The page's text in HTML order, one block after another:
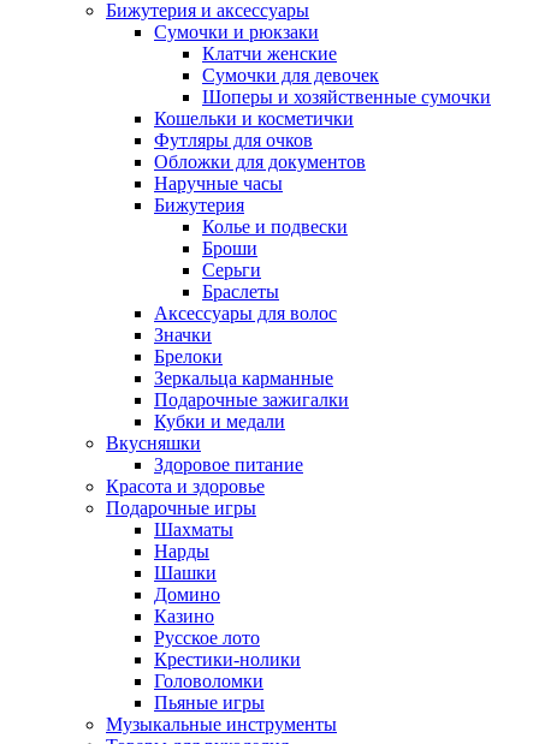
Бижутерия и аксессуары
Сумочки и рюкзаки
Клатчи женские
Сумочки для девочек
Шоперы и хозяйственные сумочки
Кошельки и косметички
Футляры для очков
Обложки для документов
Наручные часы
Бижутерия
Колье и подвески
Броши
Серьги
Браслеты
Аксессуары для волос
Значки
Брелоки
Зеркальца карманные
Подарочные зажигалки
Кубки и медали
Вкусняшки
Здоровое питание
Красота и здоровье
Подарочные игры
Шахматы
Нарды
Шашки
Домино
Казино
Русское лото
Крестики-нолики
Головоломки
Пьяные игры
Музыкальные инструменты